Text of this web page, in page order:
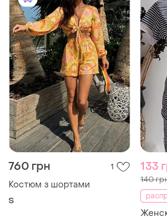
760 грн 1
Костюм з шортами
S
133
140
+
S и